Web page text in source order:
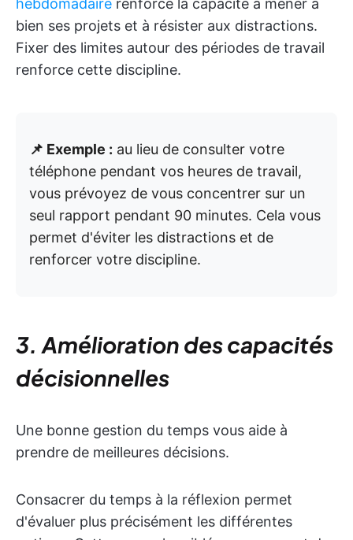
hebdomadaire renforce la capacité à mener à
bien ses projets et à résister aux distractions.
Fixer des limites autour des périodes de travail
renforce cette discipline.
📌 Exemple : au lieu de consulter votre
téléphone pendant vos heures de travail,
vous prévoyez de vous concentrer sur un
seul rapport pendant 90 minutes. Cela vous
permet d'éviter les distractions et de
renforcer votre discipline.
3. Amélioration des capacités
décisionnelles
Une bonne gestion du temps vous aide à
prendre de meilleures décisions.
Consacrer du temps à la réflexion permet
d'évaluer plus précisément les différentes